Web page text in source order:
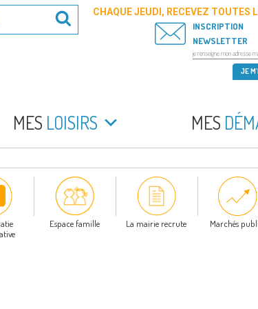
Recherche
CHAQUE JEUDI, RECEVEZ TOUTES
INSCRIPTION
NEWSLETTER
MES LOISIRS MES
Espace famille La mairie recrute Marchés